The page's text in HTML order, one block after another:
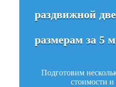
раздвижной
размерам за 5
Подготовим
стоимости